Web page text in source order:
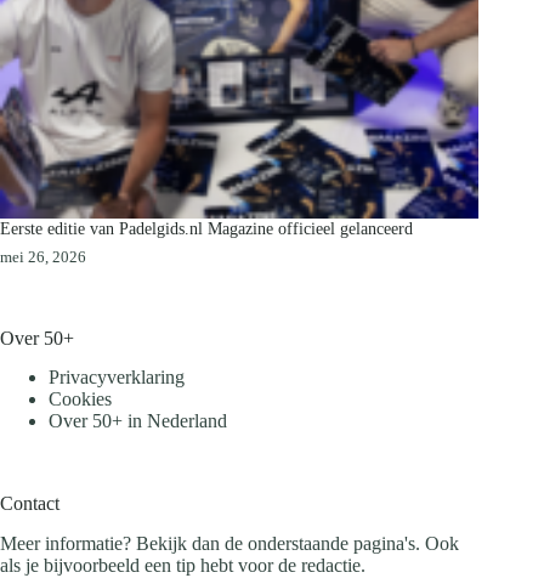
Eerste editie van Padelgids.nl Magazine officieel gelanceerd
mei 26, 2026
Over 50+
Privacyverklaring
Cookies
Over 50+ in Nederland
Contact
Meer informatie? Bekijk dan de onderstaande pagina's. Ook
als je bijvoorbeeld een tip hebt voor de redactie.